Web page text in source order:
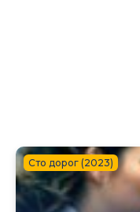
Сто дорог (2023)